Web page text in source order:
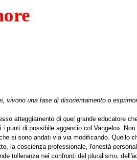
vivono una fase di disorientamento o
atteggiamento di quel grande educatore
punti di possibile aggancio col Vangelo».
si sono andati via via modificando. Quello
la coscienza professionale, l'onestà
tolleranza nei confronti del pluralismo,